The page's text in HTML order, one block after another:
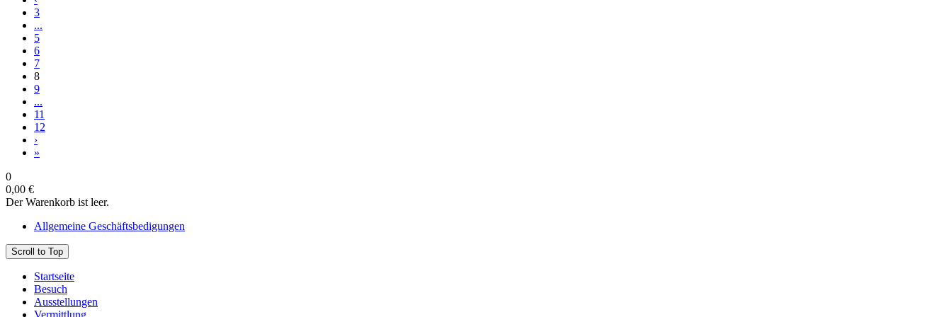
3
...
5
6
7
8
9
...
11
12
›
»
0
0,00 €
Der Warenkorb ist leer.
Allgemeine Geschäftsbedigungen
Scroll to Top
Startseite
Besuch
Ausstellungen
Vermittlung